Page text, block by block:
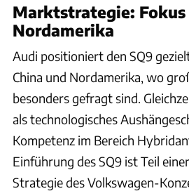
Marktstrategie: Fokus
Nordamerika
Audi positioniert den SQ9
China und Nordamerika, wo
besonders gefragt sind.
als technologisches
Kompetenz im Bereich
Einführung des SQ9 ist Teil
Strategie des Volkswagen-